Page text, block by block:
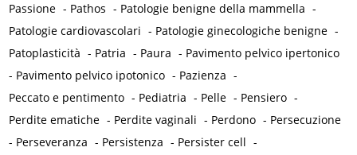
Passione - Pathos - Patologie benigne della mammella -
Patologie cardiovascolari - Patologie ginecologiche benigne -
Patoplasticità - Patria - Paura - Pavimento pelvico ipertonico
- Pavimento pelvico ipotonico - Pazienza -
Peccato e pentimento - Pediatria - Pelle - Pensiero -
Perdite ematiche - Perdite vaginali - Perdono - Persecuzione
- Perseveranza - Persistenza - Persister cell -